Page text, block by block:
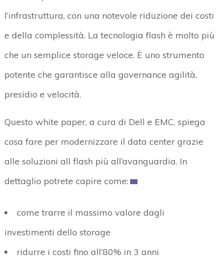
l’infrastruttura, con una notevole riduzione dei costi
e della complessità. La tecnologia flash è molto più
che un semplice storage veloce. È uno strumento
potente che garantisce alla governance agilità,
presidio e velocità.
Questo white paper, a cura di Dell e EMC, spiega
cosa fare per modernizzare il data center grazie
alle soluzioni all flash più all’avanguardia. In
dettaglio potrete capire come:
come trarre il massimo valore dagli
investimenti dello storage
ridurre i costi fino all’80% in 3 anni